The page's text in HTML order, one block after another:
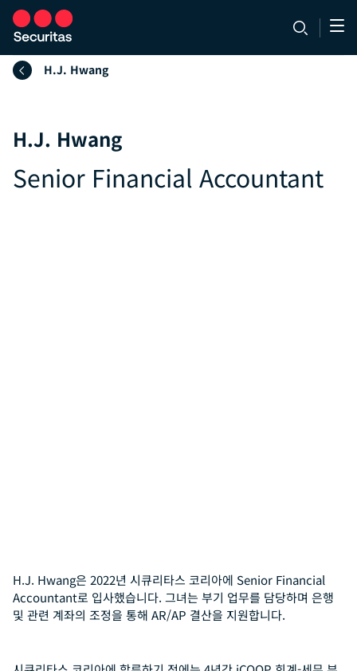
H.J. Hwang
H.J. Hwang
Senior Financial Accountant
H.J. Hwang은 2022년 시큐리타스 코리아에 Senior Financial
Accountant로 입사했습니다. 그녀는 부기 업무를 담당하며 은행
및 관련 계좌의 조정을 통해 AR/AP 결산을 지원합니다.